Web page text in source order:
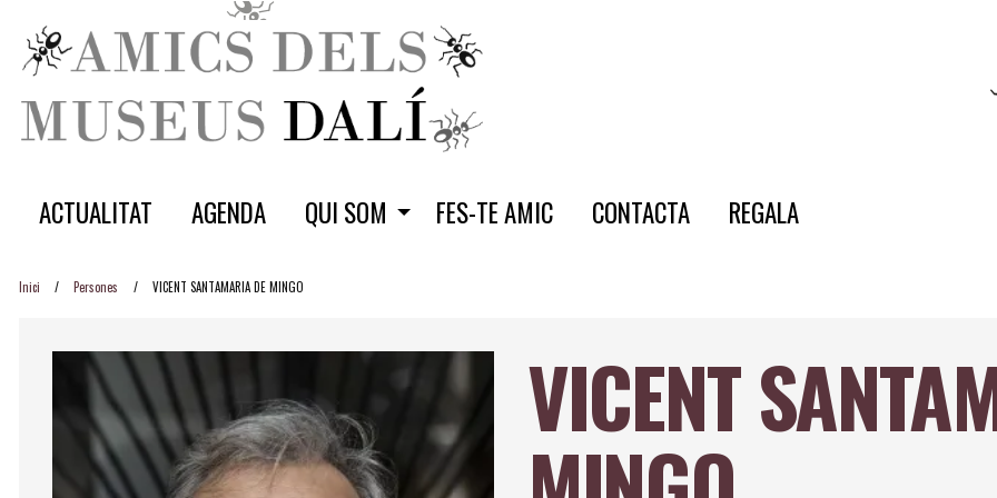
ACTUALITAT AGENDA QUI SOM FES-TE AMIC CONTACTA REGALA
Inici Persones VICENT SANTAMARIA DE MINGO
VICENT